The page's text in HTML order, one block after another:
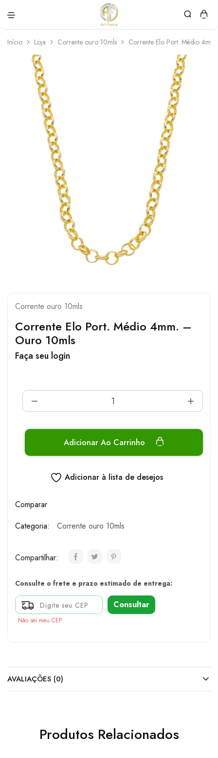
Force
personalizadas
Início Loja Corrente ouro 10mls Corrente Elo Port. Médio
Corrente ouro 10mls
Corrente Elo Port. Médio 4mm. –
Ouro 10mls
Faça seu login
Adicionar Ao Carrinho
Adicionar à lista de desejos
Comparar
Categoria:
Corrente ouro 10mls
Compartilhar:
Consulte o frete e prazo estimado de entrega:
Consultar
Não sei meu CEP
AVALIAÇÕES (0)
Produtos Relacionados